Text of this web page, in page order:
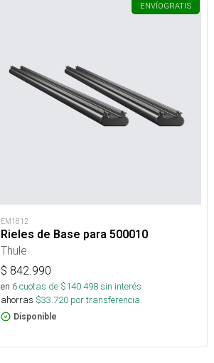
ENVÍOGRATIS
EM1812
Rieles de Base para 500010
Thule
$ 842.990
en 6cuotas de $140.498sin interés
ahorras $33.720 por transferencia.
Disponible